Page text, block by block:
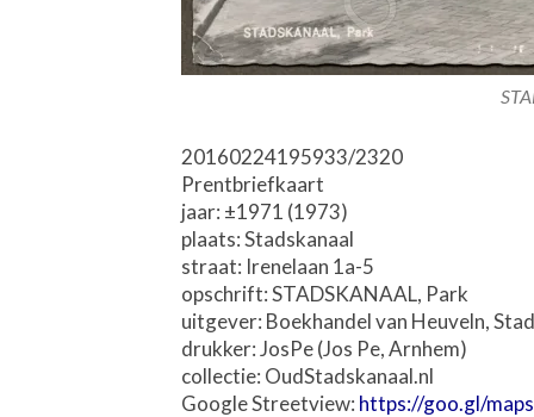
20160224195933/2320
Prentbriefkaart
jaar: ±1971 (1973)
plaats: Stadskanaal
straat: Irenelaan 1a-5
opschrift: STADSKANAAL, Park
uitgever: Boekhandel van Heuveln,
drukker: JosPe (Jos Pe, Arnhem)
collectie: OudStadskanaal.nl
Google Streetview: https://goo.gl/